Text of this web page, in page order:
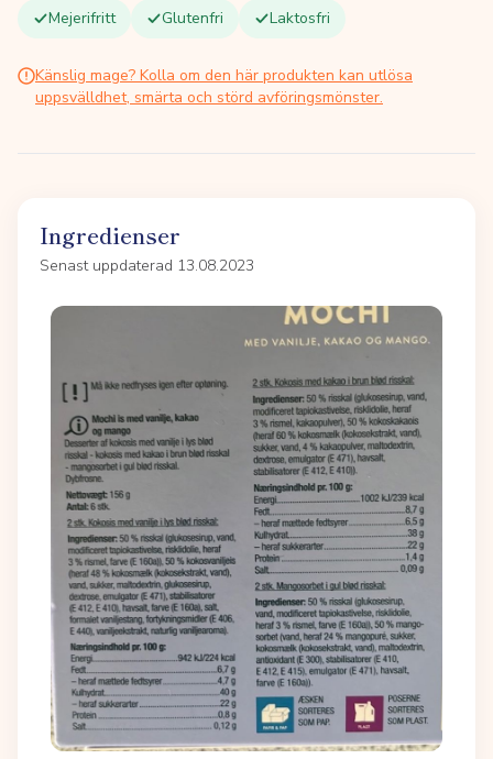
Mejerifritt Glutenfri Laktosfri
Känslig mage? Kolla om den här produkten kan utlösa
uppsvälldhet, smärta och störd avföringsmönster.
Ingredienser
Senast uppdaterad 13.08.2023